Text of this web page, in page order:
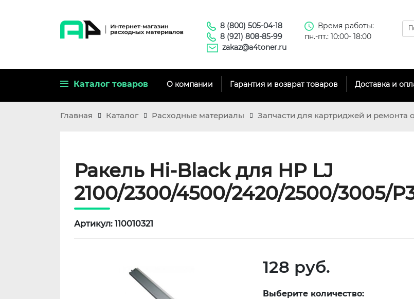
8 (800) 505-04-18
8 (921) 808-85-99
zakaz@a4toner.ru
Время работы:
пн.-пт.: 10:00- 18:00
Каталог товаров О компании Гарантия и возврат товаров Доставка и
Главная Каталог Расходные материалы Запчасти для картриджей и ремонта
Ракель Hi-Black для HP LJ
2100/2300/4500/2420/2500/3005/
Артикул: 110010321
128 руб.
Выберите количество: